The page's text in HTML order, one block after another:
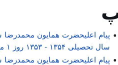
پیام اعلیحضرت همایون محمدرضا
سال تحصیلی ۱۳۵۴ - ۱۳۵۳ روز ۱ مهر ماه ۱۳۵۳
پیام اعلیحضرت همایون محمدرضا